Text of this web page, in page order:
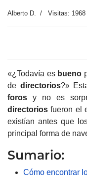
Alberto D. Visitas: 1968
«¿Todavía es bueno
de directorios?»
foros y no es
directorios fueron el
existían antes que
principal forma de
Sumario:
Cómo encontrar